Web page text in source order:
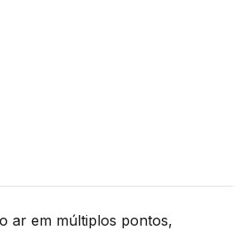
ar em múltiplos pontos,